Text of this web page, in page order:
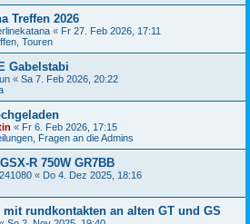
Treffen 2026
« Fr 27. Feb 2026, 17:11
Touren
Gabelstabi
« Sa 7. Feb 2026, 20:22
« Fr 6. Feb 2026, 17:15
Fragen an die Admins
R 750W GR7BB
« Do 4. Dez 2025, 18:16
rundkontakten an alten GT und GS